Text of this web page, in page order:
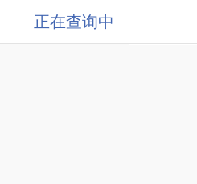
正在查询中